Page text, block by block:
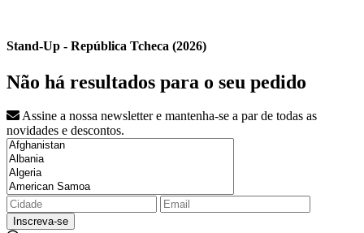
Stand-Up - República Tcheca (2026)
Não há resultados para o seu pedido
Assine a nossa newsletter e mantenha-se a par de todas as
novidades e descontos.
Inscreva-se